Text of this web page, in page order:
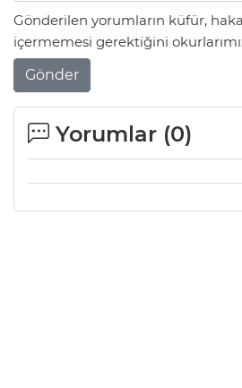
Gönderilen yorumların küfür,
içermemesi gerektiğini
Gönder
Yorumlar (0)